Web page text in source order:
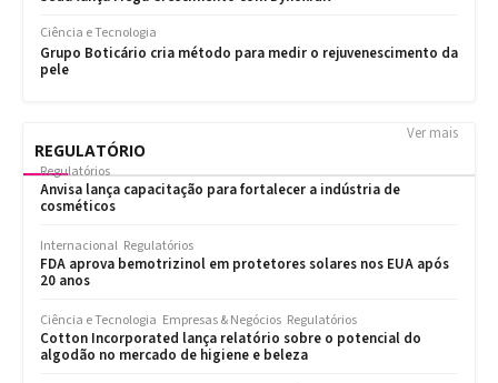
REGULATÓRIO
Ver mais
Regulatórios
Anvisa lança capacitação para fortalecer a indústria de
cosméticos
Internacional Regulatórios
FDA aprova bemotrizinol em protetores solares nos EUA após
20 anos
Ciência e Tecnologia Empresas & Negócios Regulatórios
Cotton Incorporated lança relatório sobre o potencial do
algodão no mercado de higiene e beleza